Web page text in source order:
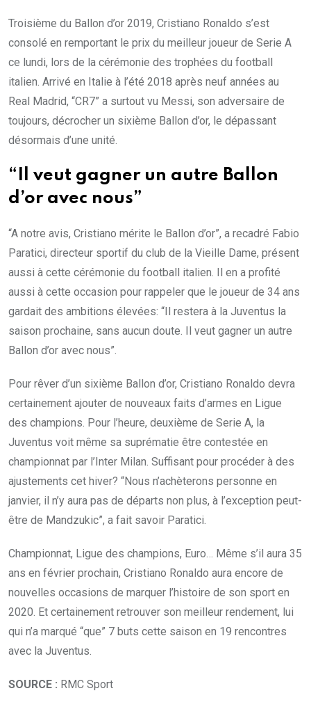
Troisième du Ballon d’or 2019, Cristiano Ronaldo s’est
consolé en remportant le prix du meilleur joueur de Serie A
ce lundi, lors de la cérémonie des trophées du football
italien. Arrivé en Italie à l’été 2018 après neuf années au
Real Madrid, “CR7” a surtout vu Messi, son adversaire de
toujours, décrocher un sixième Ballon d’or, le dépassant
désormais d’une unité.
“Il veut gagner un autre Ballon
d’or avec nous”
“A notre avis, Cristiano mérite le Ballon d’or”, a recadré Fabio
Paratici, directeur sportif du club de la Vieille Dame, présent
aussi à cette cérémonie du football italien. Il en a profité
aussi à cette occasion pour rappeler que le joueur de 34 ans
gardait des ambitions élevées: “Il restera à la Juventus la
saison prochaine, sans aucun doute. Il veut gagner un autre
Ballon d’or avec nous”.
Pour rêver d’un sixième Ballon d’or, Cristiano Ronaldo devra
certainement ajouter de nouveaux faits d’armes en Ligue
des champions. Pour l’heure, deuxième de Serie A, la
Juventus voit même sa suprématie être contestée en
championnat par l’Inter Milan. Suffisant pour procéder à des
ajustements cet hiver? “Nous n’achèterons personne en
janvier, il n’y aura pas de départs non plus, à l’exception peut-
être de Mandzukic”, a fait savoir Paratici.
Championnat, Ligue des champions, Euro… Même s’il aura 35
ans en février prochain, Cristiano Ronaldo aura encore de
nouvelles occasions de marquer l’histoire de son sport en
2020. Et certainement retrouver son meilleur rendement, lui
qui n’a marqué “que” 7 buts cette saison en 19 rencontres
avec la Juventus.
SOURCE : RMC Sport